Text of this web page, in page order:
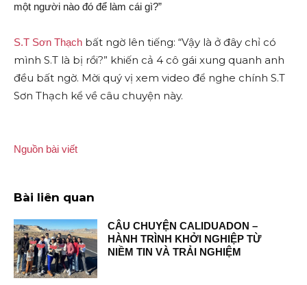
một người nào đó để làm cái gì?”
S.T Sơn Thạch bất ngờ lên tiếng: “Vậy là ở đây chỉ có
mình S.T là bị rồi?” khiến cả 4 cô gái xung quanh anh
đều bất ngờ. Mời quý vị xem video để nghe chính S.T
Sơn Thạch kể về câu chuyện này.
Nguồn bài viết
Bài liên quan
CÂU CHUYỆN CALIDUADON –
HÀNH TRÌNH KHỞI NGHIỆP TỪ
NIỀM TIN VÀ TRẢI NGHIỆM